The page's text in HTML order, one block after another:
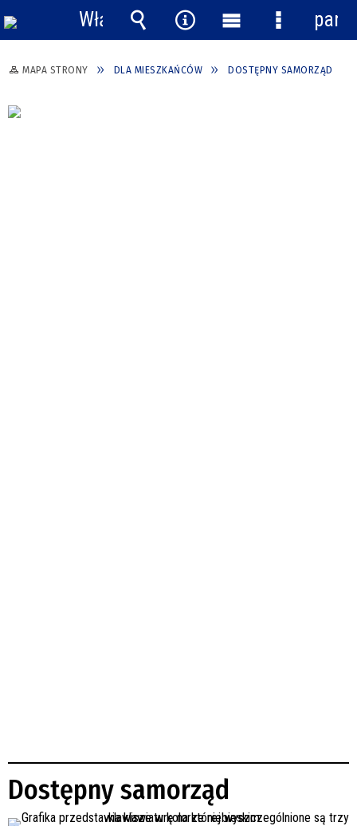
MAPA STRONY DLA MIESZKAŃCÓW DOSTĘPNY SAMORZĄD
Dostępny samorząd
Włącz
powiadomienia
Wyszukiwarka
Narzędzia
Menu
główne
Menu
panel